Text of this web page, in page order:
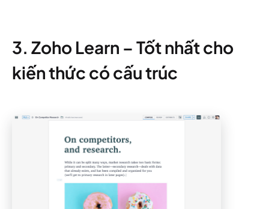
3. Zoho Learn – Tốt nhất cho
kiến thức có cấu trúc